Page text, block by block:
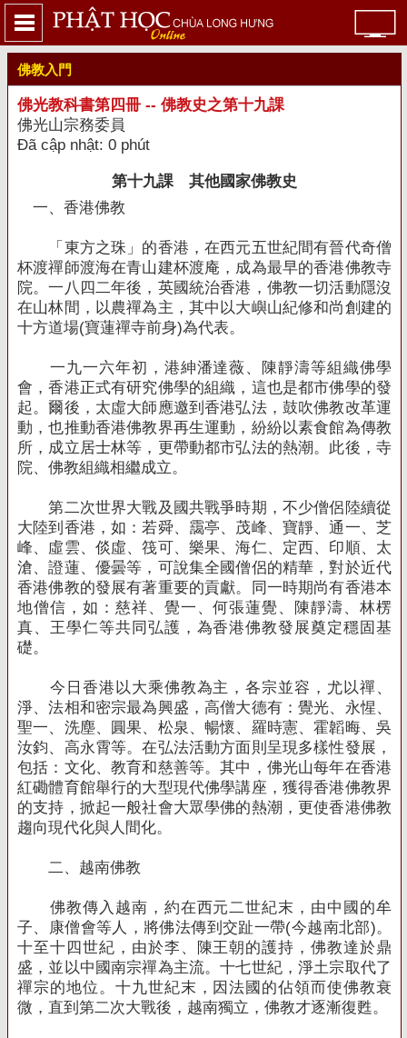
佛教入門
佛光教科書第四冊 -- 佛教史之第十九課
佛光山宗務委員
Đã cập nhật: 0 phút
第十九課 其他國家佛教史
一、香港佛教
「東方之珠」的香港，在西元五世紀間有晉代奇僧
杯渡禪師渡海在青山建杯渡庵，成為最早的香港佛教寺
院。一八四二年後，英國統治香港，佛教一切活動隱沒
在山林間，以農禪為主，其中以大嶼山紀修和尚創建的
十方道場(寶蓮禪寺前身)為代表。
一九一六年初，港紳潘達薇、陳靜濤等組織佛學
會，香港正式有研究佛學的組織，這也是都市佛學的發
起。爾後，太虛大師應邀到香港弘法，鼓吹佛教改革運
動，也推動香港佛教界再生運動，紛紛以素食館為傳教
所，成立居士林等，更帶動都市弘法的熱潮。此後，寺
院、佛教組織相繼成立。
第二次世界大戰及國共戰爭時期，不少僧侶陸續從
大陸到香港，如：若舜、靄亭、茂峰、寶靜、通一、芝
峰、虛雲、倓虛、筏可、樂果、海仁、定西、印順、太
滄、證蓮、優曇等，可說集全國僧侶的精華，對於近代
香港佛教的發展有著重要的貢獻。同一時期尚有香港本
地僧信，如：慈祥、覺一、何張蓮覺、陳靜濤、林楞
真、王學仁等共同弘護，為香港佛教發展奠定穩固基
礎。
今日香港以大乘佛教為主，各宗並容，尤以禪、
淨、法相和密宗最為興盛，高僧大德有：覺光、永惺、
聖一、洗塵、圓果、松泉、暢懷、羅時憲、霍韜晦、吳
汝鈞、高永霄等。在弘法活動方面則呈現多樣性發展，
包括：文化、教育和慈善等。其中，佛光山每年在香港
紅磡體育館舉行的大型現代佛學講座，獲得香港佛教界
的支持，掀起一般社會大眾學佛的熱潮，更使香港佛教
趨向現代化與人間化。
二、越南佛教
佛教傳入越南，約在西元二世紀末，由中國的牟
子、康僧會等人，將佛法傳到交趾一帶(今越南北部)。
十至十四世紀，由於李、陳王朝的護持，佛教達於鼎
盛，並以中國南宗禪為主流。十七世紀，淨土宗取代了
禪宗的地位。十九世紀末，因法國的佔領而使佛教衰
微，直到第二次大戰後，越南獨立，佛教才逐漸復甦。